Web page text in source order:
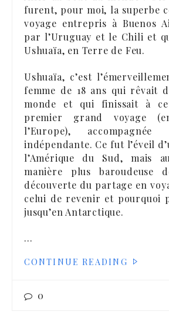
furent, pour moi, la superbe
voyage entrepris à Buenos
par l’Uruguay et le Chili et
Ushuaïa, en Terre de Feu.
Ushuaïa, c’est
femme de 18 ans qui rêvait
monde et qui finissait à
premier grand voyage
l’Europe),
indépendante. Ce fut l’éveil
l’Amérique du Sud, mais
manière plus baroudeuse
découverte du partage en
celui de revenir et pourquoi
jusqu’en Antarctique.
…
CONTINUE READING
0